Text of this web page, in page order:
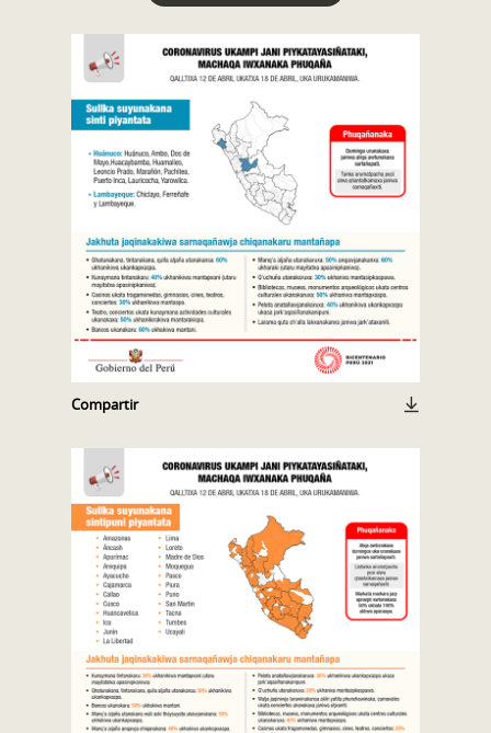
Compartir